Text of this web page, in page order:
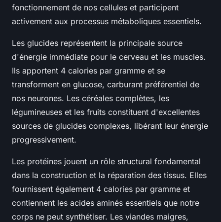
fonctionnement de nos cellules et participent
activement aux processus métaboliques essentiels.
Les glucides représentent la principale source
d'énergie immédiate pour le cerveau et les muscles.
Ils apportent 4 calories par gramme et se
transforment en glucose, carburant préférentiel de
nos neurones. Les céréales complètes, les
légumineuses et les fruits constituent d'excellentes
sources de glucides complexes, libérant leur énergie
progressivement.
Les protéines jouent un rôle structural fondamental
dans la construction et la réparation des tissus. Elles
fournissent également 4 calories par gramme et
contiennent les acides aminés essentiels que notre
corps ne peut synthétiser. Les viandes maigres,